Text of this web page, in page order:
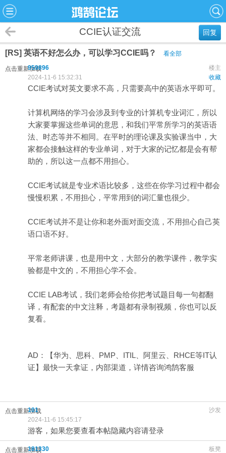
回复
CCIE认证交流
[RS] 英语不好怎么办，可以学习CCIE吗？ 看全部
点击重新加载 楼主
959896
收藏
2024-11-6 15:32:31
CCIE考试对英文要求不高，只需要高中的英语水平即可。
计算机网络的学习会涉及到专业的计算机专业词汇，所以
大家要掌握这些单词的意思，和我们平常所学习的英语语
法、时态等并不相同。在平时的理论课及实验课当中，大
家都会接触这样的专业单词，对于大家的记忆都是会有帮
助的，所以这一点都不用担心。
CCIE考试就是专业术语比较多，这些在你学习过程中都会
慢慢积累，不用担心，平常用到的词汇量也很少。
CCIE考试并不是让你和老外面对面交流，不用担心自己英
语口语不好。
平常老师讲课，也是用中文，大部分的教学课件，教学实
验都是中文的，不用担心学不会。
CCIE LAB考试，我们老师会给你把考试题目每一句都翻
译，有配套的中文注释，考题都有录制视频，你也可以反
复看。
AD：【华为、思科、PMP、ITIL、阿里云、RHCE等IT认
证】最快一天拿证，内部渠道，详情咨询鸿鹄客服
点击重新加载 沙发
101
2024-11-6 15:45:17
游客，如果您要查看本帖隐藏内容请登录
点击重新加载 板凳
181330